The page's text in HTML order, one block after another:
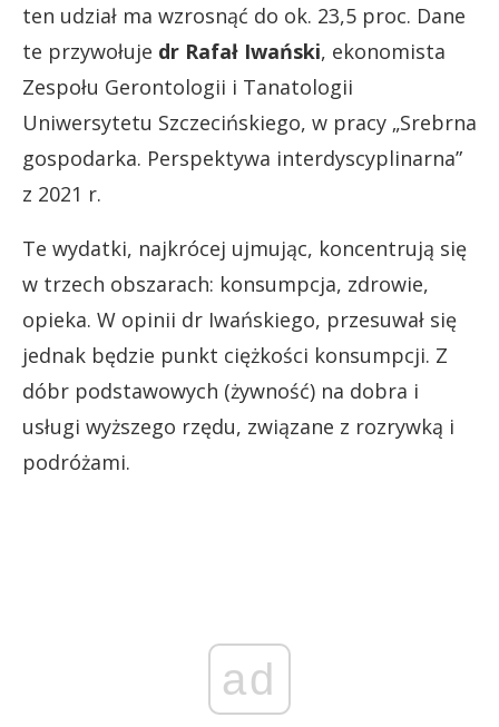
ten udział ma wzrosnąć do ok. 23,5 proc. Dane
te przywołuje dr Rafał Iwański, ekonomista
Zespołu Gerontologii i Tanatologii
Uniwersytetu Szczecińskiego, w pracy „Srebrna
gospodarka. Perspektywa interdyscyplinarna”
z 2021 r.
Te wydatki, najkrócej ujmując, koncentrują się
w trzech obszarach: konsumpcja, zdrowie,
opieka. W opinii dr Iwańskiego, przesuwał się
jednak będzie punkt ciężkości konsumpcji. Z
dóbr podstawowych (żywność) na dobra i
usługi wyższego rzędu, związane z rozrywką i
podróżami.
ad